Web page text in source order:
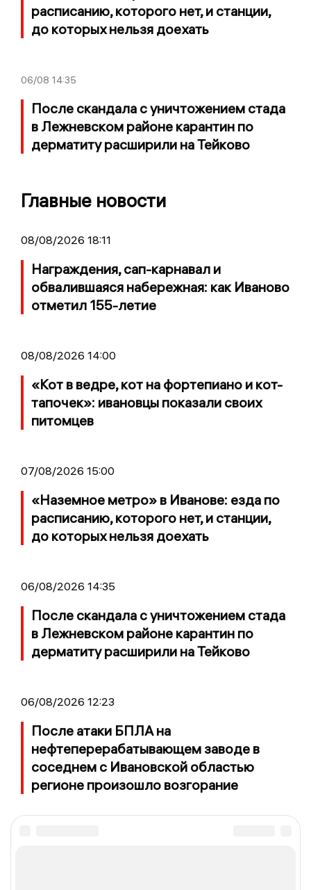
расписанию, которого нет, и станции,
до которых нельзя доехать
06/08 14:35
После скандала с уничтожением стада
в Лежневском районе карантин по
дерматиту расширили на Тейково
Главные новости
08/08/2026 18:11
Награждения, сап-карнавал и
обвалившаяся набережная: как Иваново
отметил 155-летие
08/08/2026 14:00
«Кот в ведре, кот на фортепиано и кот-
тапочек»: ивановцы показали своих
питомцев
07/08/2026 15:00
«Наземное метро» в Иванове: езда по
расписанию, которого нет, и станции,
до которых нельзя доехать
06/08/2026 14:35
После скандала с уничтожением стада
в Лежневском районе карантин по
дерматиту расширили на Тейково
06/08/2026 12:23
После атаки БПЛА на
нефтеперерабатывающем заводе в
соседнем с Ивановской областью
регионе произошло возгорание